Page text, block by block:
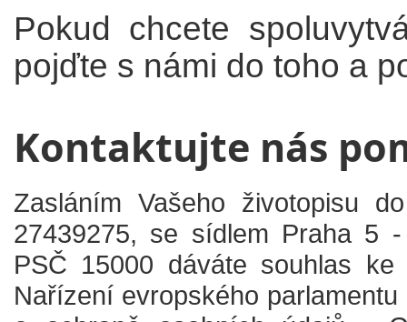
Pokud chcete
pojďte s námi do toho a
Kontaktujte nás
Zasláním Vašeho životopisu
27439275, se sídlem Praha 5
PSČ 15000 dáváte souhlas
Nařízení evropského